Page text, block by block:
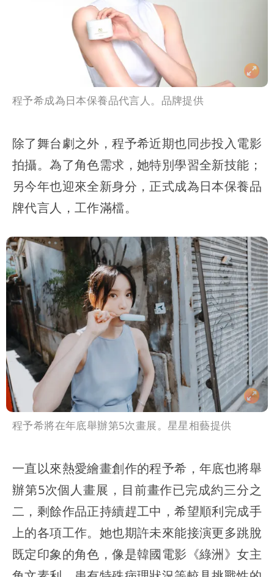
程予希成為日本保養品代言人。品牌提供
除了舞台劇之外，程予希近期也同步投入電影
拍攝。為了角色需求，她特別學習全新技能；
另今年也迎來全新身分，正式成為日本保養品
牌代言人，工作滿檔。
程予希將在年底舉辦第5次畫展。星星相藝提供
一直以來熱愛繪畫創作的程予希，年底也將舉
辦第5次個人畫展，目前畫作已完成約三分之
二，剩餘作品正持續趕工中，希望順利完成手
上的各項工作。她也期許未來能接演更多跳脫
既定印象的角色，像是韓國電影《綠洲》女主